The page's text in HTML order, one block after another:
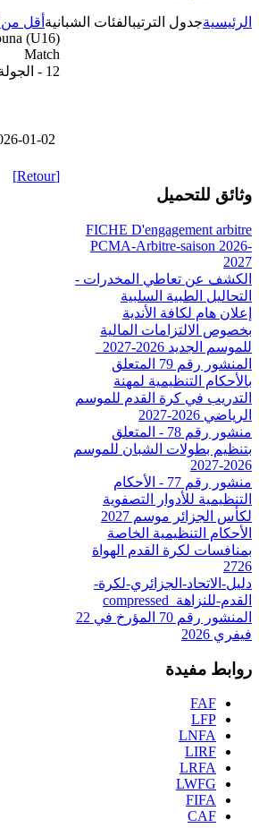
الرئيسيةجدول الترتيبالفئات الشبانية أقل من 16 المجموعة أ
(U16)
Match
12 - الجولة الثانية عشرة
01-02
[Retour]
وثائق للتحميل
FICHE D'engagement arbitre
PCMA-Arbitre-saison 2026-
2027
الكشف عن تعاطي المخدرات -
التحاليل الطبية السلبية
إعلان هام لكافة الأندية
بخصوص الالتزامات المالية
للموسم الجديد 2026-2027_
المنشور رقم 79 المتعلق
بالأحكام التنظيمية لمهنة
التدريب في كرة القدم للموسم
الرياضي 2026-2027
منشور رقم 78 - المتعلق
بتنظيم بطولات الشبان للموسم
2026-2027
منشور رقم 77 - الأحكام
التنظيمية للأدوار التصفوية
لكأس الجزائر موسم 2027
الأحكام التنظيمية الخاصة
بمنافسات لكرة القدم الهواة
2726
دليل-الاتحاد-الجزائري-لكرة-
القدم-للنزاهة_compressed
المنشور رقم 70 المؤرخ في 22
فيفري 2026
روابط مفيدة
FAF
LFP
LNFA
LIRF
LRFA
LWFG
FIFA
CAF